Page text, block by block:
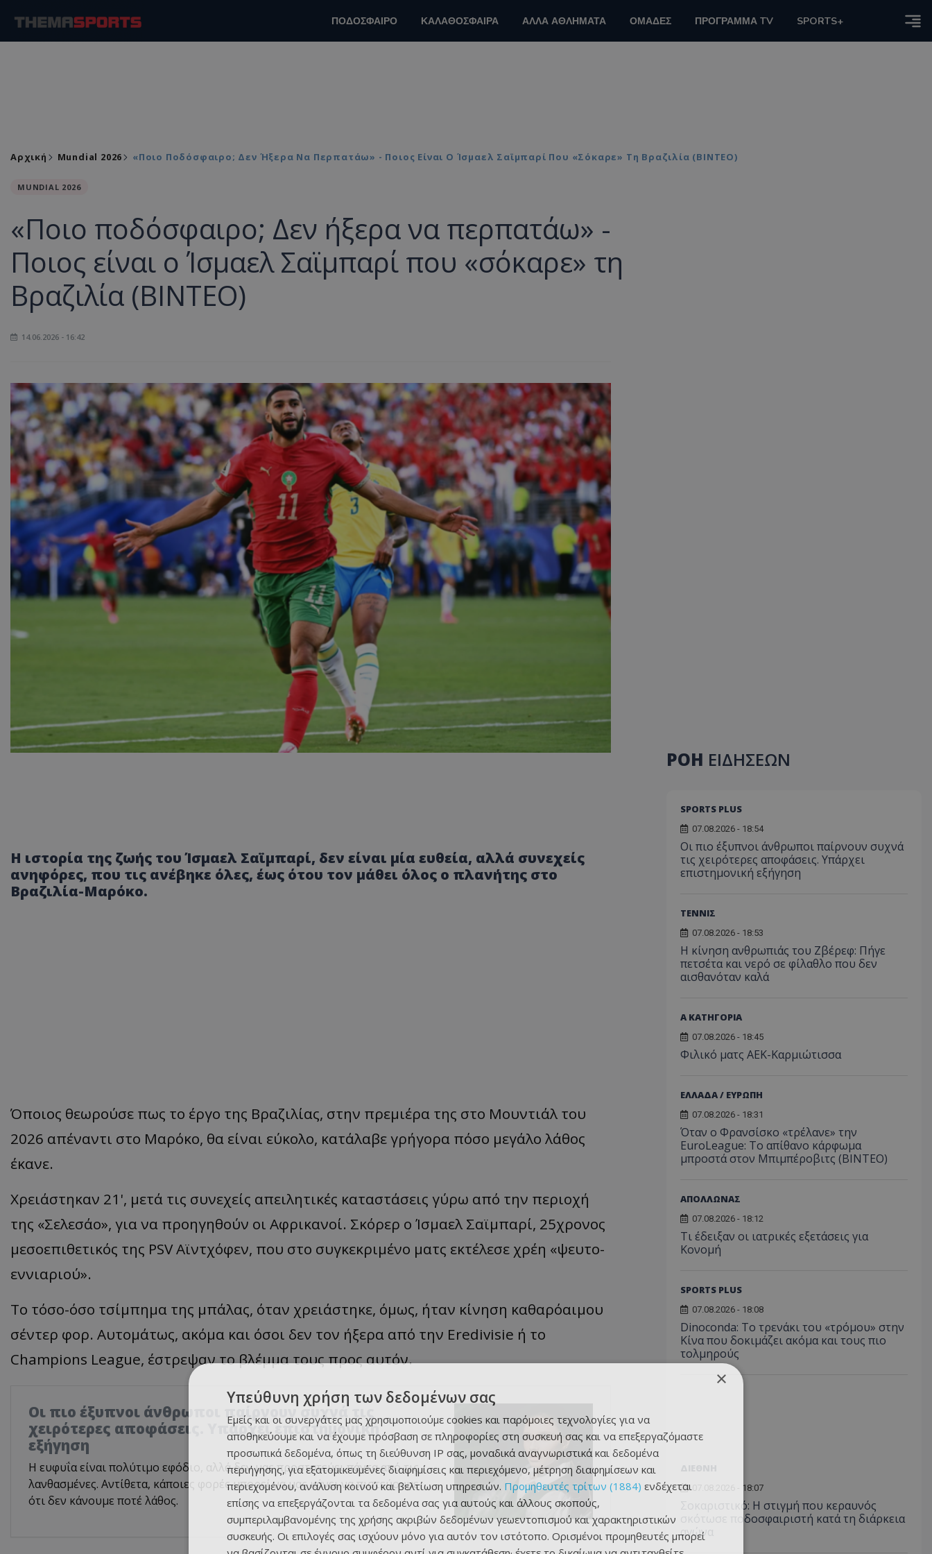
ΠΟΔΟΣΦΑΙΡΟ ΚΑΛΑΘΟΣΦΑΙΡΑ ΑΛΛΑ ΑΘΛΗΜΑΤΑ ΟΜΑΔΕΣ ΠΡΟΓΡΑΜΜΑ TV SPORTS+
Αρχική Mundial 2026 «Ποιο Ποδόσφαιρο; Δεν Ήξερα Να Περπατάω» - Ποιος Είναι Ο Ίσμαελ Σαϊμπαρί Που «σόκαρε» Τη Βραζιλία (ΒΙΝΤΕΟ)
MUNDIAL 2026
«Ποιο ποδόσφαιρο; Δεν ήξερα να περπατάω» -
Ποιος είναι ο Ίσμαελ Σαϊμπαρί που «σόκαρε» τη
Βραζιλία (ΒΙΝΤΕΟ)
14.06.2026 - 16:42
Η ιστορία της ζωής του Ίσμαελ Σαϊμπαρί, δεν είναι μία ευθεία, αλλά συνεχείς
ανηφόρες, που τις ανέβηκε όλες, έως ότου τον μάθει όλος ο πλανήτης στο
Βραζιλία-Μαρόκο.
Όποιος θεωρούσε πως το έργο της Βραζιλίας, στην πρεμιέρα της στο Μουντιάλ του
2026 απέναντι στο Μαρόκο, θα είναι εύκολο, κατάλαβε γρήγορα πόσο μεγάλο λάθος
έκανε.
Χρειάστηκαν 21', μετά τις συνεχείς απειλητικές καταστάσεις γύρω από την περιοχή
της «Σελεσάο», για να προηγηθούν οι Αφρικανοί. Σκόρερ ο Ίσμαελ Σαϊμπαρί, 25χρονος
μεσοεπιθετικός της PSV Αϊντχόφεν, που στο συγκεκριμένο ματς εκτέλεσε χρέη «ψευτο-
εννιαριού».
Το τόσο-όσο τσίμπημα της μπάλας, όταν χρειάστηκε, όμως, ήταν κίνηση καθαρόαιμου
σέντερ φορ. Αυτομάτως, ακόμα και όσοι δεν τον ήξερα από την Eredivisie ή το
Champions League, έστρεψαν το βλέμμα τους προς αυτόν.
Οι πιο έξυπνοι άνθρωποι παίρνουν συχνά τις
χειρότερες αποφάσεις. Υπάρχει επιστημονική
εξήγηση
Η ευφυΐα είναι πολύτιμο εφόδιο, αλλά δεν μας προστατεύει πάντα από τις
λανθασμένες. Αντίθετα, κάποιες φορές μπορεί να μας κάνει να πιστεύουμε
ότι δεν κάνουμε ποτέ λάθος.
ΡΟΗ ΕΙΔΗΣΕΩΝ
SPORTS PLUS
07.08.2026 - 18:54
Οι πιο έξυπνοι άνθρωποι παίρνουν συχνά
τις χειρότερες αποφάσεις. Υπάρχει
επιστημονική εξήγηση
ΤΕΝΝΙΣ
07.08.2026 - 18:53
Η κίνηση ανθρωπιάς του Ζβέρεφ: Πήγε
πετσέτα και νερό σε φίλαθλο που δεν
αισθανόταν καλά
Α ΚΑΤΗΓΟΡΙΑ
07.08.2026 - 18:45
Φιλικό ματς ΑΕΚ-Καρμιώτισσα
ΕΛΛΑΔΑ / ΕΥΡΩΠΗ
07.08.2026 - 18:31
Όταν ο Φρανσίσκο «τρέλανε» την
EuroLeague: Το απίθανο κάρφωμα
μπροστά στον Μπιμπέροβιτς (ΒΙΝΤΕΟ)
ΑΠΟΛΛΩΝΑΣ
07.08.2026 - 18:12
Τι έδειξαν οι ιατρικές εξετάσεις για
Κονομή
SPORTS PLUS
07.08.2026 - 18:08
Dinoconda: Το τρενάκι του «τρόμου» στην
Κίνα που δοκιμάζει ακόμα και τους πιο
τολμηρούς
07.08.2026 - 18:07
Σοκαριστικό: Η στιγμή που κεραυνός
σκότωσε ποδοσφαιριστή κατά τη διάρκεια
αγώνα
×
Υπεύθυνη χρήση των δεδομένων σας
Εμείς και οι συνεργάτες μας χρησιμοποιούμε cookies και παρόμοιες τεχνολογίες για να
αποθηκεύουμε και να έχουμε πρόσβαση σε πληροφορίες στη συσκευή σας και να επεξεργαζόμαστε
προσωπικά δεδομένα, όπως τη διεύθυνση IP σας, μοναδικά αναγνωριστικά και δεδομένα
περιήγησης, για εξατομικευμένες διαφημίσεις και περιεχόμενο, μέτρηση διαφημίσεων και
περιεχομένου, ανάλυση κοινού και βελτίωση υπηρεσιών. Προμηθευτές τρίτων (1884) ενδέχεται
επίσης να επεξεργάζονται τα δεδομένα σας για αυτούς και άλλους σκοπούς,
συμπεριλαμβανομένης της χρήσης ακριβών δεδομένων γεωεντοπισμού και χαρακτηριστικών
συσκευής. Οι επιλογές σας ισχύουν μόνο για αυτόν τον ιστότοπο. Ορισμένοι προμηθευτές μπορεί